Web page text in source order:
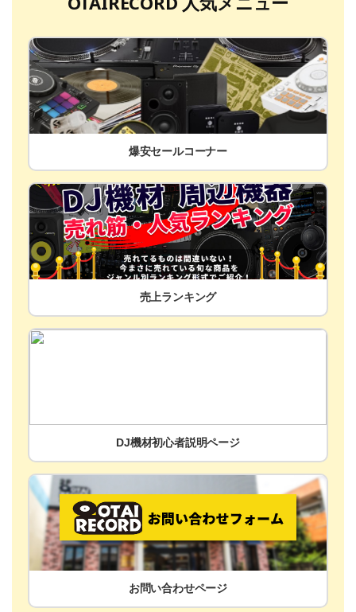
爆安セールコーナー
売上ランキング
DJ機材初心者説明ページ
お問い合わせページ